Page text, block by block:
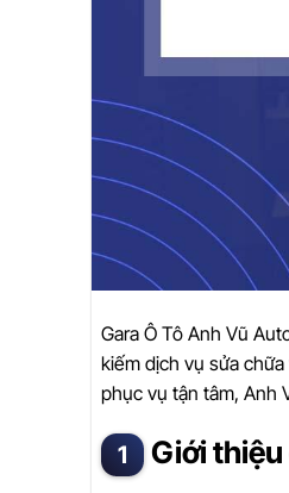
Gara Ô Tô Anh Vũ
kiếm dịch vụ sửa
phục vụ tận tâm, Anh
Giới